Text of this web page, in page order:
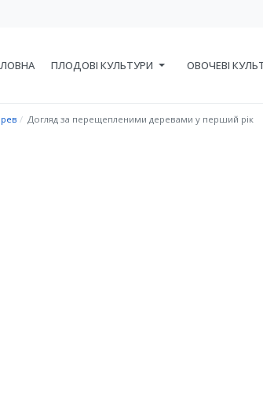
ПЛОДОВІ КУЛЬТУРИ ОВОЧЕВІ
Догляд за перещепленими деревами у перший рік